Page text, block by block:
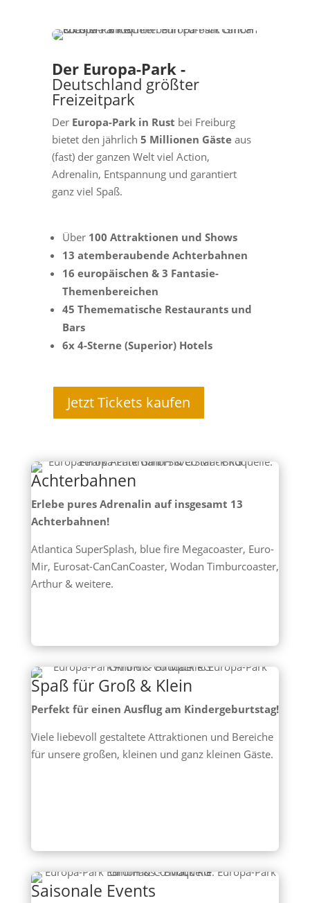
Der Europa-Park -
Deutschland größter
Freizeitpark
Der Europa-Park in Rust bei Freiburg
bietet den jährlich 5 Millionen Gästeaus
(fast) der ganzen Welt viel Action,
Adrenalin, Entspannung und garantiert
ganz viel Spaß.
Über 100 Attraktionen und Shows
13 atemberaubende Achterbahnen
16 europäischen & 3 Fantasie-
Themenbereichen
45 Themematische Restaurants und
Bars
6x 4-Sterne (Superior) Hotels
Jetzt Tickets kaufen
Achterbahnen
Erlebe pures Adrenalin auf insgesamt 13
Achterbahnen!
Atlantica SuperSplash, blue fire Megacoaster, Euro-
Mir, Eurosat-CanCanCoaster, Wodan Timburcoaster,
Arthur & weitere.
Spaß für Groß & Klein
Perfekt für einen Ausflug am Kindergeburtstag!
Viele liebevoll gestaltete Attraktionen und Bereiche
für unsere großen, kleinen und ganz kleinen Gäste.
Saisonale Events